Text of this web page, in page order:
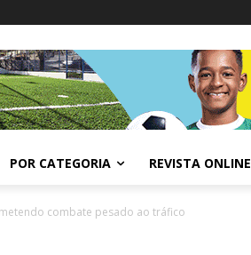
POR CATEGORIA REVISTA ONLINE
combate pesado ao tráfico